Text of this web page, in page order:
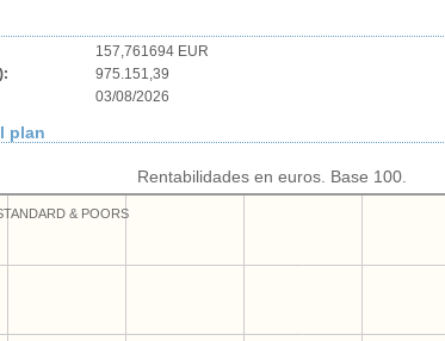
157,761694 EUR
975.151,39
03/08/2026
plan
Rentabilidades en euros. Base 100.
& POORS